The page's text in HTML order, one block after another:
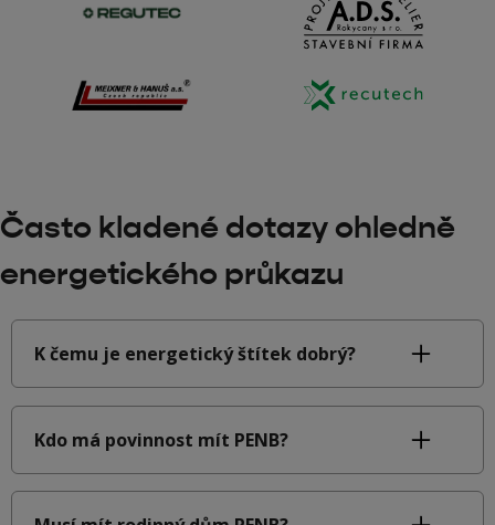
Často kladené dotazy ohledně
energetického průkazu
K čemu je energetický štítek dobrý?
Kdo má povinnost mít PENB?